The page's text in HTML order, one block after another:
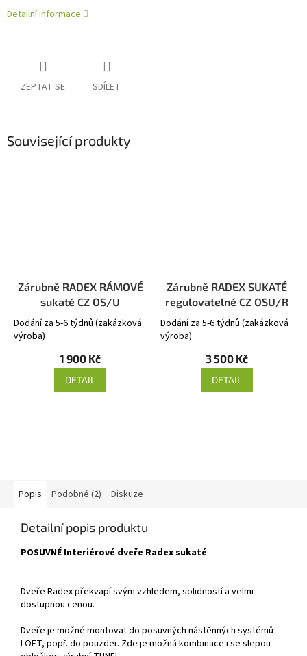
Detailní informace
ZEPTAT SE SDÍLET
Související produkty
Zárubně RADEX RÁMOVÉ
sukaté CZ OS/U
Dodání za 5-6 týdnů (zakázková
výroba)
1 900 Kč
DETAIL
Zárubně RADEX SUKATÉ
regulovatelné CZ OSU/R
Dodání za 5-6 týdnů (zakázková
výroba)
3 500 Kč
DETAIL
Popis Podobné (2) Diskuze
Detailní popis produktu
POSUVNÉ Interiérové dveře Radex sukaté
Dveře Radex překvapí svým vzhledem, solidností a velmi
dostupnou cenou.
Dveře je možné montovat do posuvných nástěnných systémů
LOFT, popř. do pouzder. Zde je možná kombinace i se slepou